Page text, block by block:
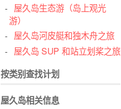
屋久岛生态游（岛上观光
游）
屋久岛河皮艇和独木舟之旅
屋久岛 SUP 和站立划桨之旅
按类别查找计划
屋久岛相关信息